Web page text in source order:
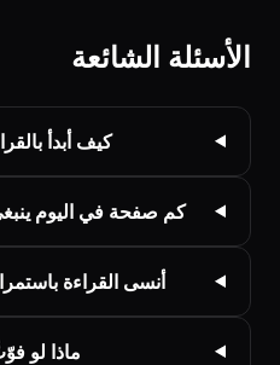
الأسئلة الشائعة
كيف أبدأ
كم صفحة في اليوم
أنسى القراءة
ماذا لو